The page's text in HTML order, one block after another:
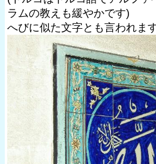
ラムの教えも緩やかです)
へびに似た文字とも言われます